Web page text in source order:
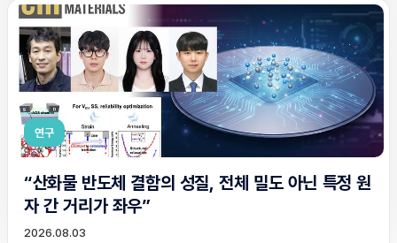
연구
“산화물 반도체 결함의 성질, 전체 밀도 아닌 특정 원
자 간 거리가 좌우”
2026.08.03